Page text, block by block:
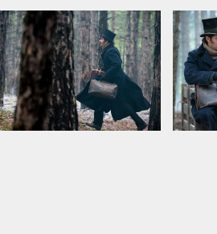
В картине сыграли лауреаты
Кейн, а одной из главных
британская актриса с
по фильмам "Авиатор" и
на латышском и